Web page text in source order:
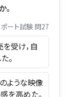
。
ート試験 問27
受け，自
。
ような映像
を高めた。